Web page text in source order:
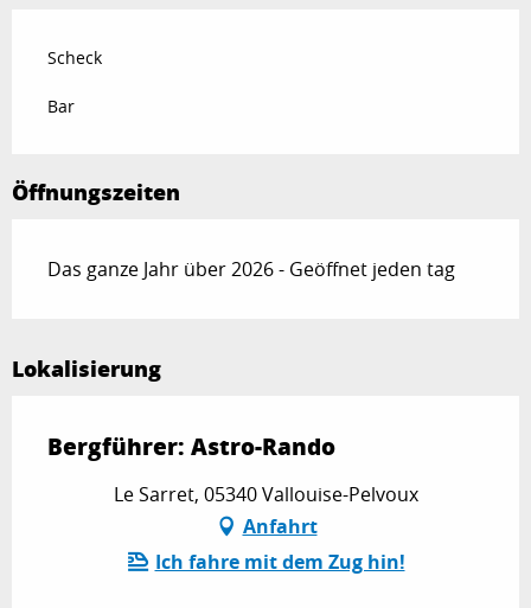
Scheck
Bar
Öffnungszeiten
Das ganze Jahr über 2026 - Geöffnet jeden tag
Lokalisierung
Bergführer: Astro-Rando
Le Sarret, 05340 Vallouise-Pelvoux
Anfahrt
Ich fahre mit dem Zug hin!